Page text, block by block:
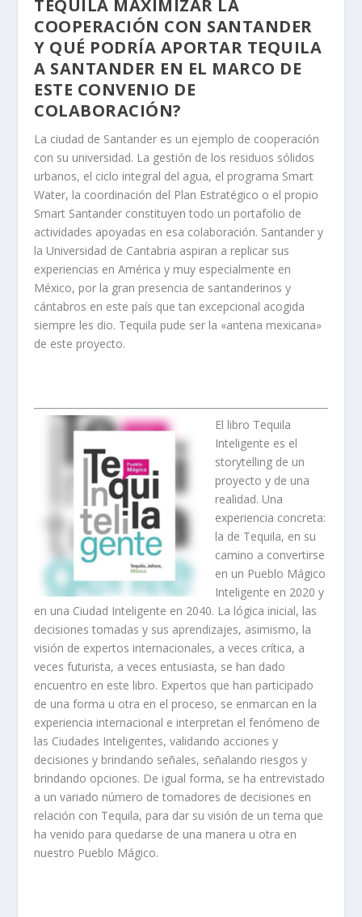
TEQUILA MAXIMIZAR LA
COOPERACIÓN CON SANTANDER
Y QUÉ PODRÍA APORTAR TEQUILA
A SANTANDER EN EL MARCO DE
ESTE CONVENIO DE
COLABORACIÓN?
La ciudad de Santander es un ejemplo de cooperación
con su universidad. La gestión de los residuos sólidos
urbanos, el ciclo integral del agua, el programa Smart
Water, la coordinación del Plan Estratégico o el propio
Smart Santander constituyen todo un portafolio de
actividades apoyadas en esa colaboración. Santander y
la Universidad de Cantabria aspiran a replicar sus
experiencias en América y muy especialmente en
México, por la gran presencia de santanderinos y
cántabros en este país que tan excepcional acogida
siempre les dio. Tequila pude ser la «antena mexicana»
de este proyecto.
El libro Tequila
Inteligente es el
storytelling de un
proyecto y de una
realidad. Una
experiencia concreta:
la de Tequila, en su
camino a convertirse
en un Pueblo Mágico
Inteligente en 2020 y
en una Ciudad Inteligente en 2040. La lógica inicial, las
decisiones tomadas y sus aprendizajes, asimismo, la
visión de expertos internacionales, a veces crítica, a
veces futurista, a veces entusiasta, se han dado
encuentro en este libro. Expertos que han participado
de una forma u otra en el proceso, se enmarcan en la
experiencia internacional e interpretan el fenómeno de
las Ciudades Inteligentes, validando acciones y
decisiones y brindando señales, señalando riesgos y
brindando opciones. De igual forma, se ha entrevistado
a un variado número de tomadores de decisiones en
relación con Tequila, para dar su visión de un tema que
ha venido para quedarse de una manera u otra en
nuestro Pueblo Mágico.